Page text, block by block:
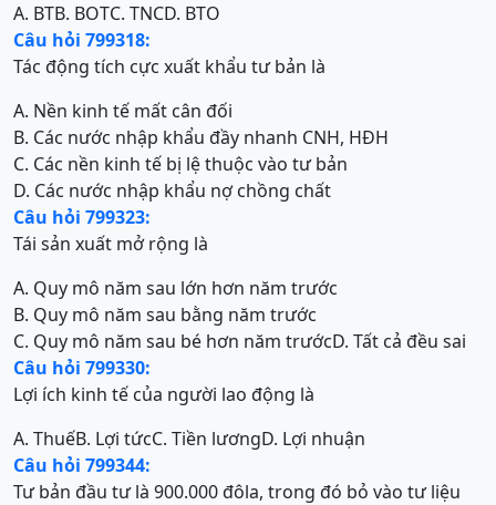
A. BTB. BOTC. TNCD. BTO
Câu hỏi 799318:
Tác động tích cực xuất khẩu tư bản là
A. Nền kinh tế mất cân đối
B. Các nước nhập khẩu đầy nhanh CNH, HĐH
C. Các nền kinh tế bị lệ thuộc vào tư bản
D. Các nước nhập khẩu nợ chồng chất
Câu hỏi 799323:
Tái sản xuất mở rộng là
A. Quy mô năm sau lớn hơn năm trước
B. Quy mô năm sau bằng năm trước
C. Quy mô năm sau bé hơn năm trướcD. Tất cả đều sai
Câu hỏi 799330:
Lợi ích kinh tế của người lao động là
A. ThuếB. Lợi tứcC. Tiền lươngD. Lợi nhuận
Câu hỏi 799344:
Tư bản đầu tư là 900.000 đôla, trong đó bỏ vào tư liệu